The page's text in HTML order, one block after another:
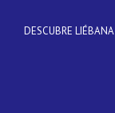
DESCUBRE LIÉBANA